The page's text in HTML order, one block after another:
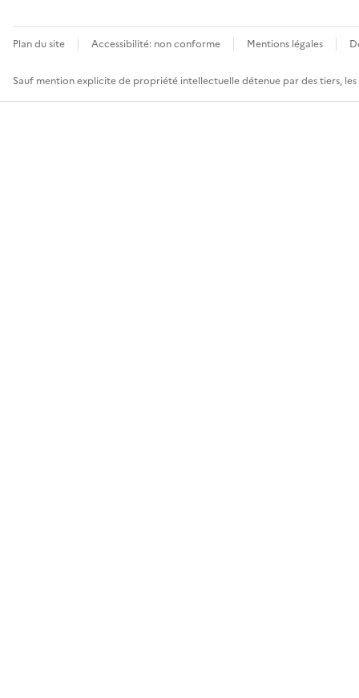
Plan du site Accessibilité: non conforme Mentions légales
Sauf mention explicite de propriété intellectuelle détenue par des tiers,